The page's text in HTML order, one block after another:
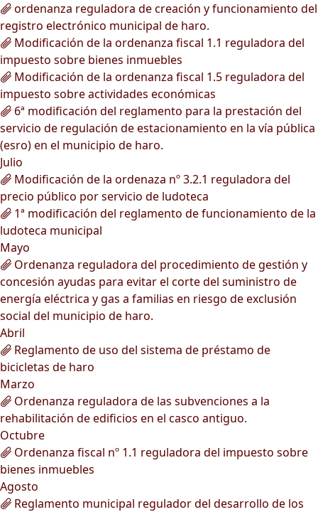
ordenanza reguladora de creación y funcionamiento del
registro electrónico municipal de haro.
Modificación de la ordenanza fiscal 1.1 reguladora del
impuesto sobre bienes inmuebles
Modificación de la ordenanza fiscal 1.5 reguladora del
impuesto sobre actividades económicas
6ª modificación del reglamento para la prestación del
servicio de regulación de estacionamiento en la vía pública
(esro) en el municipio de haro.
Julio
Modificación de la ordenaza nº 3.2.1 reguladora del
precio público por servicio de ludoteca
1ª modificación del reglamento de funcionamiento de la
ludoteca municipal
Mayo
Ordenanza reguladora del procedimiento de gestión y
concesión ayudas para evitar el corte del suministro de
energía eléctrica y gas a familias en riesgo de exclusión
social del municipio de haro.
Abril
Reglamento de uso del sistema de préstamo de
bicicletas de haro
Marzo
Ordenanza reguladora de las subvenciones a la
rehabilitación de edificios en el casco antiguo.
Octubre
Ordenanza fiscal nº 1.1 reguladora del impuesto sobre
bienes inmuebles
Agosto
Reglamento municipal regulador del desarrollo de los